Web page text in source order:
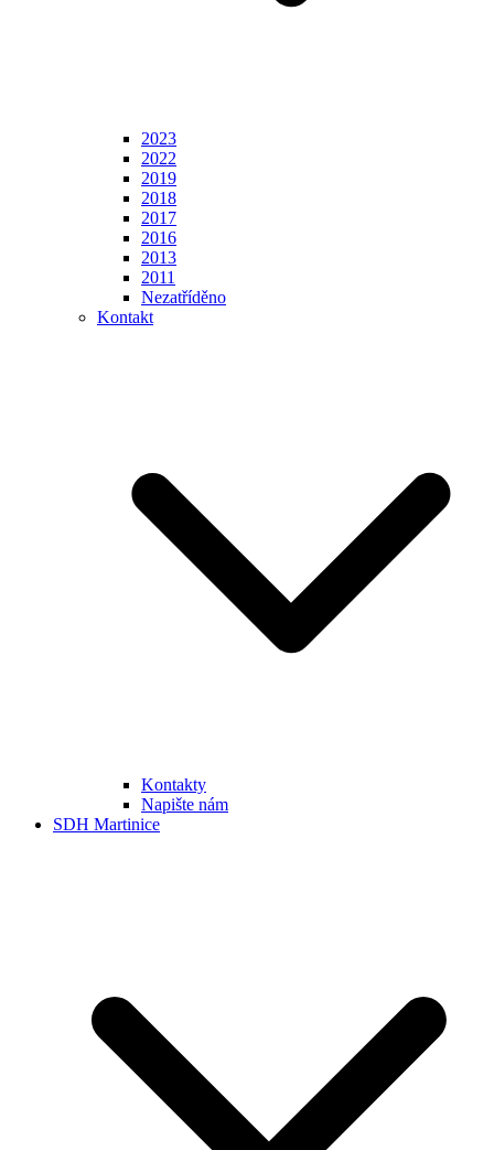
2023
2022
2019
2018
2017
2016
2013
2011
Nezatříděno
Kontakt
Kontakty
Napište nám
SDH Martinice